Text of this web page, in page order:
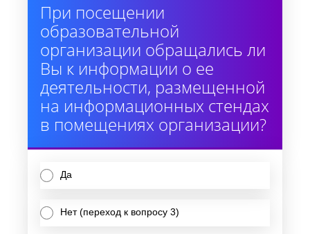
При посещении
образовательной
организации обращались ли
Вы к информации о ее
деятельности, размещенной
на информационных стендах
в помещениях организации?
Да
Нет (переход к вопросу 3)